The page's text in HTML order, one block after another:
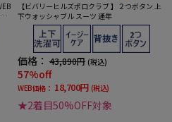
【ビバリーヒルズポロクラブ 】２つボタン 上
下ウォッシャブル スーツ 通年
価格： 43,890円 (税込)
57%off
WEB価格： 18,700円 (税込)
★2着目50%OFF対象